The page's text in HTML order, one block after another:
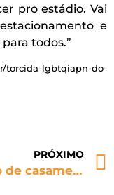
pro estádio. Vai
e
todos.”
lgbtqiapn-do-
PRÓXIMO
Pedido de casamento e ação com torcida LGBTQ+, veja tudo que rolou no Barradão